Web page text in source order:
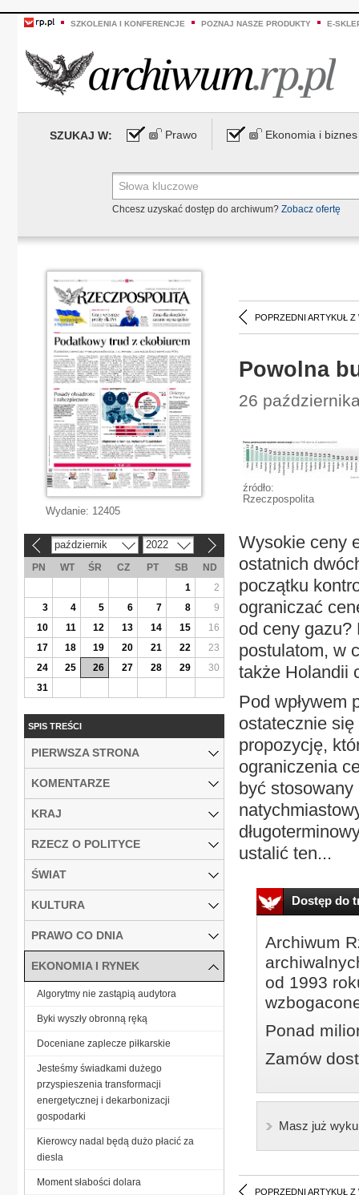
SZKOLENIA I KONFERENCJE POZNAJ NASZE PRODUKTY E-
SZUKAJ W: Prawo Ekonomia i biznes
Chcesz uzyskać dostęp do archiwum? Zobacz ofertę
POPRZEDNI ARTYKUŁ Z
Powolna
26
źródło:
Rzeczpospolita
Wysokie ceny
ostatnich
początku
ograniczać
od ceny gazu?
postulatom, w
także Holandii
Pod wpływem
ostatecznie się
propozycję,
ograniczenia
być
ustalić ten...
Dostęp do
Archiwum
od 1993
Ponad
Zamów
Masz już
POPRZEDNI ARTYKUŁ Z
Wydanie: 12405
październik 2022
PN WT ŚR CZ PT SB
ND
1
2
3
4 5 6 7 8
9
10
11 12 13 14 15
16
17
18 19 20 21 22
23
24
25 26 27 28 29
30
31
SPIS TREŚCI
PIERWSZA STRONA
KOMENTARZE
KRAJ
RZECZ O POLITYCE
ŚWIAT
KULTURA
PRAWO CO DNIA
EKONOMIA I RYNEK
Algorytmy nie zastąpią audytora
Byki wyszły obronną ręką
Doceniane zaplecze piłkarskie
Jesteśmy świadkami dużego
przyspieszenia transformacji
energetycznej i dekarbonizacji
gospodarki
Kierowcy nadal będą dużo płacić za
diesla
Moment słabości dolara